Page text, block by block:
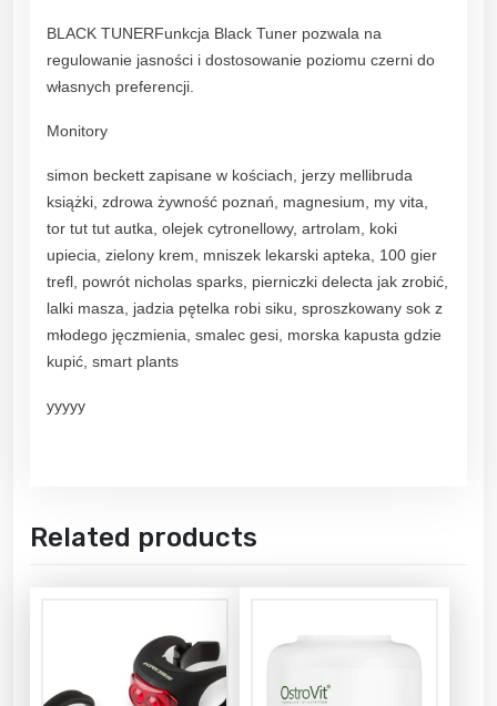
BLACK TUNERFunkcja Black Tuner pozwala na
regulowanie jasności i dostosowanie poziomu czerni do
własnych preferencji.
Monitory
simon beckett zapisane w kościach, jerzy mellibruda
książki, zdrowa żywność poznań, magnesium, my vita,
tor tut tut autka, olejek cytronellowy, artrolam, koki
upiecia, zielony krem, mniszek lekarski apteka, 100 gier
trefl, powrót nicholas sparks, pierniczki delecta jak zrobić,
lalki masza, jadzia pętelka robi siku, sproszkowany sok z
młodego jęczmienia, smalec gesi, morska kapusta gdzie
kupić, smart plants
yyyyy
Related products